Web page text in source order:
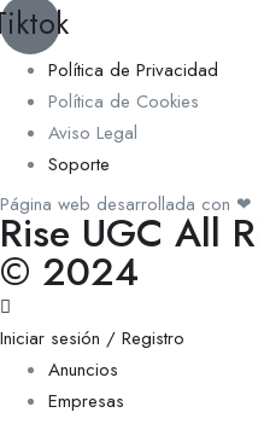
Política de Privacidad
Política de Cookies
Aviso Legal
Soporte
Página web desarrollada con ❤
Rise UGC All
© 2024
Iniciar sesión / Registro
Anuncios
Empresas